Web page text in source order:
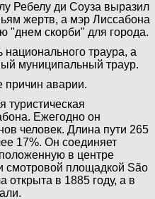
Ребелу ди Соуза выразил
жертв, а мэр Лиссабона
"днем скорби" для города.
траура, а
муниципальный траур.
причин аварии.
туристическая
Ежегодно он
человек. Длина пути 265
17%. Он соединяет
в центре
смотровой площадкой São
открыта в 1885 году, а в